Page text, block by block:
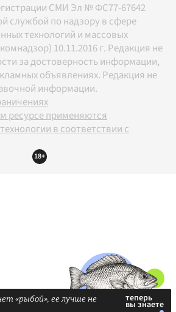
СМИ Эл № ФС77-67642
службой по надзору в сфере
технологий и массовых
10.11.2016 г. Редакция не
за достоверность информации,
объявлениях. Редакция не
информации.
ресурсе применяются
в соответствии с
18+
«рыбой», ее лучше не